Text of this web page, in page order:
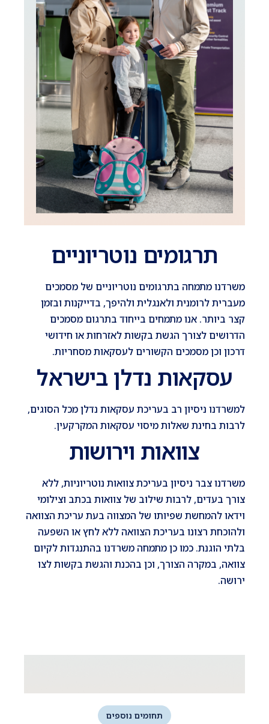
תרגומים נוטריוניים
משרדנו מתמחה בתרגומים נוטריוניים של מסמכים
מעברית לרומנית ולאנגלית ולהיפך, בדייקנות ובזמן
קצר ביותר. אנו מתמחים בייחוד בתרגום מסמכים
הדרושים לצורך הגשת בקשות לאזרחות או חידושי
דרכון וכן מסמכים הקשורים לעסקאות מסחריות.
עסקאות נדלן בישראל
למשרדנו ניסיון רב בעריכת עסקאות נדלן מכל הסוגים,
לרבות בחינת שאלות מיסוי עסקאות המקרקעין.
צוואות וירושות
משרדנו צבר ניסיון בעריכת צוואות נוטריוניות, ללא
צורך בעדים, לרבות שילוב של צוואות בכתב וצילומי
וידאו להמחשת שפיותו של המצווה בעת עריכת הצוואה
ולהוכחת רצונו בעריכת הצוואה ללא לחץ או השפעה
בלתי הוגנת. כמו כן מתמחה משרדנו בהתנגדות לקיום
צוואה, במקרה הצורך, וכן בהכנת והגשת בקשות לצו
ירושה.
תחומים נוספים